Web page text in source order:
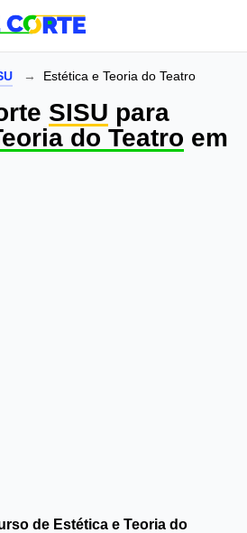
Estética e Teoria do Teatro
SISU para
do Teatro em
de Estética e Teoria do